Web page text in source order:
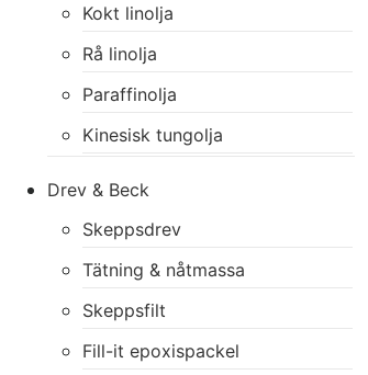
Kokt linolja
Rå linolja
Paraffinolja
Kinesisk tungolja
Drev & Beck
Skeppsdrev
Tätning & nåtmassa
Skeppsfilt
Fill-it epoxispackel